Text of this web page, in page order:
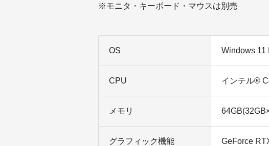
※モニタ・キーボード・マウスは別売
OS Windows 11
CPU インテル®
メモリ
グラフィック機能 GeForce